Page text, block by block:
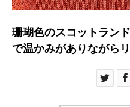
珊瑚色のスコットラン
で温かみがありながら
ぎないコーラルカラー